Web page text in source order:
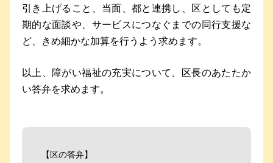
引き上げること、当面、都と連携し、区としても定
期的な面談や、サービスにつなぐまでの同行支援な
ど、きめ細かな加算を行うよう求めます。
以上、障がい福祉の充実について、区長のあたたか
い答弁を求めます。
【区の答弁】